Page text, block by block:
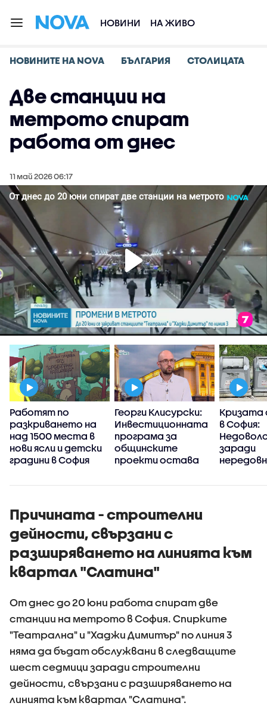
НОВИНИ НА ЖИВО
НОВИНИТЕ НА NOVA БЪЛГАРИЯ СТОЛИЦАТА
Две станции на
метрото спират
работа от днес
11 май 2026 06:17
Работят по
разкриването на
над 1500 места в
нови ясли и детски
градини в София
Георги Клисурски:
Инвестиционната
програма за
общинските
проекти остава
Кризата
в София:
заради
зона 3
Причината - строителни
дейности, свързани с
разширяването на линията към
квартал "Слатина"
От днес до 20 юни работа спират две
станции на метрото в София. Спирките
"Театрална" и "Хаджи Димитър" по линия 3
няма да бъдат обслужвани в следващите
шест седмици заради строителни
дейности, свързани с разширяването на
линията към квартал "Слатина".